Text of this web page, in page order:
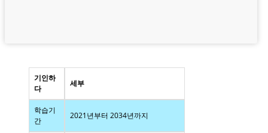
기인하
다
세부
학습기
간
2021년부터 2034년까지